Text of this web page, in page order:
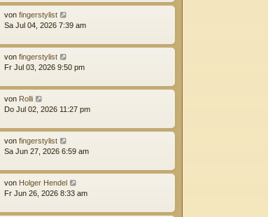
von fingerstylist
Sa Jul 04, 2026 7:39 am
von fingerstylist
Fr Jul 03, 2026 9:50 pm
von Rolli
Do Jul 02, 2026 11:27 pm
von fingerstylist
Sa Jun 27, 2026 6:59 am
von Holger Hendel
Fr Jun 26, 2026 8:33 am